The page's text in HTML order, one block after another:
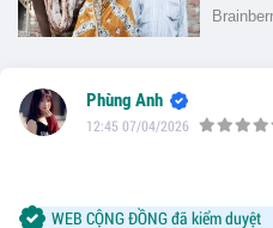
Phùng Anh
12:45 07/04/2026
WEB CỘNG ĐỒNG đã kiểm duyệt